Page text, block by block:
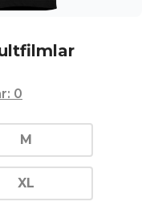
: 0
M
XL